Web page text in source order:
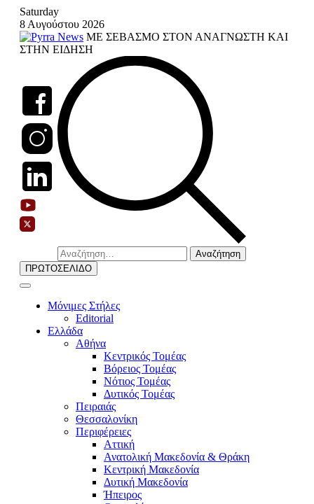
Skip
content
Saturday
8 Αυγούστου 2026
ΜΕ ΣΕΒΑΣΜΟ ΣΤΟΝ ΑΝΑΓΝΩΣΤΗ ΚΑΙ
ΣΤΗΝ ΕΙΔΗΣΗ
Αναζήτηση
για:
ΠΡΩΤΟΣΕΛΙΔΟ
Μόνιμες Στήλες
Editorial
Ελλάδα
Αθήνα
Κεντρικός Τομέας
Βόρειος Τομέας
Νότιος Τομέας
Δυτικός Τομέας
Πειραιάς
Θεσσαλονίκη
Περιφέρειες
Αττική
Ανατολική Μακεδονία & Θράκη
Κεντρική Μακεδονία
Δυτική Μακεδονία
Ήπειρος